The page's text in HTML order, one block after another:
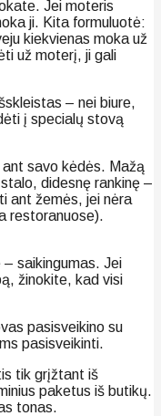
Jei moteris
ji. Kita formuluotė:
kiekvienas moka už
už moterį, ji gali
– nei biure,
į specialų stovą
savo kėdės. Mažą
didesnę rankinę –
ant žemės, jei nėra
restoranuose).
– saikingumas. Jei
žinokite, kad visi
pasisveikino su
pasisveikinti.
tik grįžtant iš
paketus iš butikų.
tonas.